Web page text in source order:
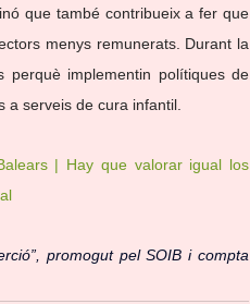
que també contribueix a fer que
menys remunerats. Durant la
implementin polítiques de
a serveis de cura infantil.
| Hay que valorar igual los
promogut pel SOIB i compta